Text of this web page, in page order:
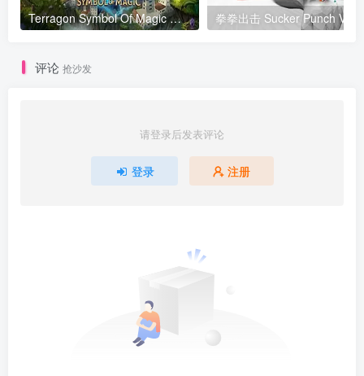
Terragon Symbol Of Magic 魔法的象征 拳拳出击 Sucker Punch VR
评论 抢沙发
请登录后发表评论
登录 注册